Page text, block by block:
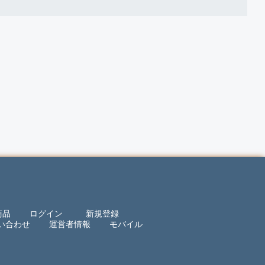
品 ログイン
新規登録
合わせ
運営者情報 モバイル